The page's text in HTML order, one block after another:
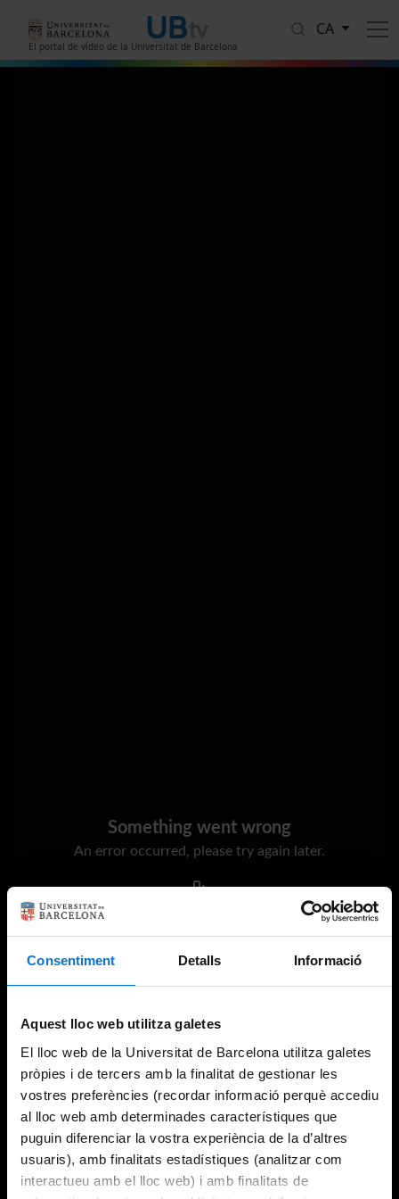
Consentiment Detalls Informació
Aquest lloc web utilitza galetes
El lloc web de la Universitat de Barcelona utilitza galetes
pròpies i de tercers amb la finalitat de gestionar les
vostres preferències (recordar informació perquè accediu
al lloc web amb determinades característiques que
puguin diferenciar la vostra experiència de la d’altres
usuaris), amb finalitats estadístiques (analitzar com
interactueu amb el lloc web) i amb finalitats de
El portal de vídeo de la Universitat de Barcelona
CA
Something went wrong
An error occurred, please try again later.